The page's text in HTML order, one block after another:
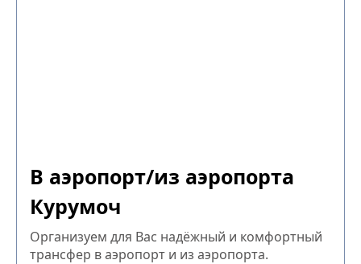
В аэропорт/из аэропорта
Курумоч
Организуем для Вас надёжный и комфортный
трансфер в аэропорт и из аэропорта.